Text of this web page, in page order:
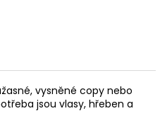
vysněné copy nebo
jsou vlasy, hřeben a